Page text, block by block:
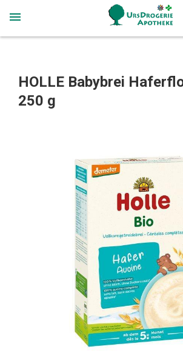
menu
HOLLE Babybrei
250 g